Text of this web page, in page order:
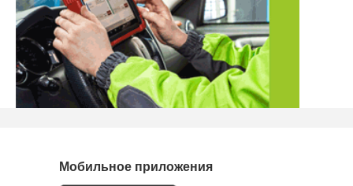
Мобильное приложения